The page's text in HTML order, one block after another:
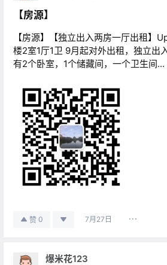
【房源】
【房源】【独立出入两房一厅出租】
楼2室1厅1卫 9月起对外出租，独立出
有2个卧室，1个储藏间，一个卫生间...
赞 0 7月27日
爆米花123